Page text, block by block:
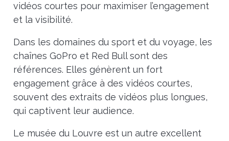
vidéos courtes pour maximiser l’engagement
et la visibilité.
Dans les domaines du sport et du voyage, les
chaînes GoPro et Red Bull sont des
références. Elles génèrent un fort
engagement grâce à des vidéos courtes,
souvent des extraits de vidéos plus longues,
qui captivent leur audience.
Le musée du Louvre est un autre excellent